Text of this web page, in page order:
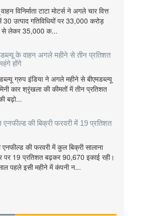
विनिर्माता टाटा मोटर्स ने अगले चार वित्त
में 30 उत्पाद गतिविधियों पर 33,000 करोड़
लेकर 35,000 क...
के वाहन अगले महीने से तीन प्रतिशत
होंगे
ग्रुप इंडिया ने अगले महीने से बीएमडब्ल्यू
कार श्रृंखला की कीमतों में तीन प्रतिशत
बढ़ो...
एनफील्ड की बिक्री फरवरी में 19 प्रतिशत
एनफील्ड की फरवरी में कुल बिक्री सालाना
पर 19 प्रतिशत बढ़कर 90,670 इकाई रही।
पहले इसी महीने में कंपनी न...